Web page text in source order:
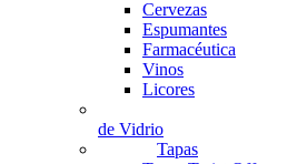
Cervezas
Espumantes
Farmacéutica
Vinos
Licores
de Vidrio
Tapas